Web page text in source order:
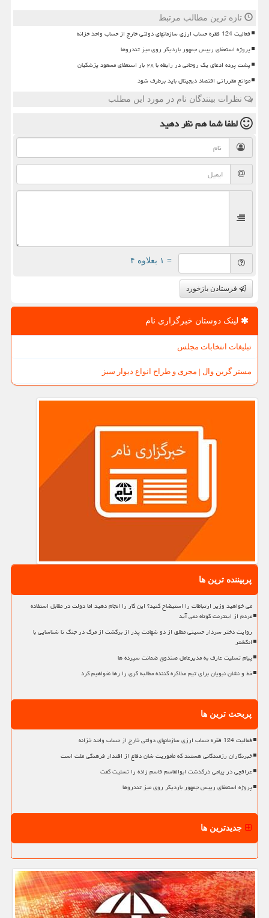
تازه ترین مطالب مرتبط
فعالیت 124 فقره حساب ارزی سازمانهای دولتی خارج از حساب واحد خزانه
پروژه استعفای رییس جمهور باردیگر روی میز تندروها
پشت پرده ادعای یک روحانی در رابطه با ۲۸ بار استعفای مسعود پزشکیان
موانع مقرراتی اقتصاد دیجیتال باید برطرف شود
نظرات بینندگان نام در مورد این مطلب
لطفا شما همنظر دهید
= ۱ بعلاوه ۴
فرستادن بازخورد
لینک دوستان خبرگزاری نام
تبلیغات انتخابات مجلس
مستر گرین وال | مجری و طراح انواع دیوار سبز
پربیننده ترین ها
می خواهید وزیر ارتباطات را استیضاح کنید؟ این کار را انجام دهید اما دولت در مقابل استفاده
مردم از اینترنت کوتاه نمی آید
روایت دختر سردار حسینی مطلق از دو شهادت پدر از برگشت از مرگ در جنگ تا شناسایی با
انگشتر
پیام تسلیت عارف به مدیرعامل صندوق ضمانت سپرده ها
خط و نشان نبویان برای تیم مذاکره کننده مطالبه گری را رها نخواهیم کرد
پربحث ترین ها
فعالیت 124 فقره حساب ارزی سازمانهای دولتی خارج از حساب واحد خزانه
خبرنگاران رزمندگانی هستند که مأموریت شان دفاع از اقتدار فرهنگی ملت است
عراقچی در پیامی درگذشت ابوالقاسم قاسم زاده را تسلیت گفت
پروژه استعفای رییس جمهور باردیگر روی میز تندروها
جدیدترین ها